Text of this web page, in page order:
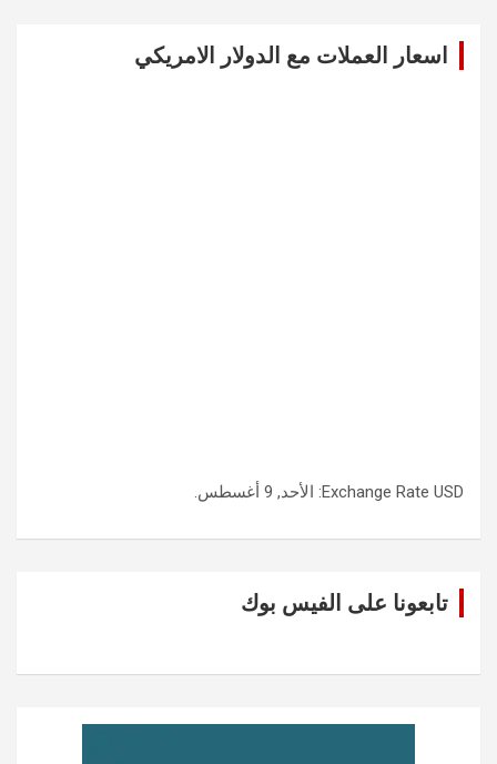
اسعار العملات مع الدولار الامريكي
Exchange Rate USD : الأحد, 9 أغسطس.
تابعونا على الفيس بوك